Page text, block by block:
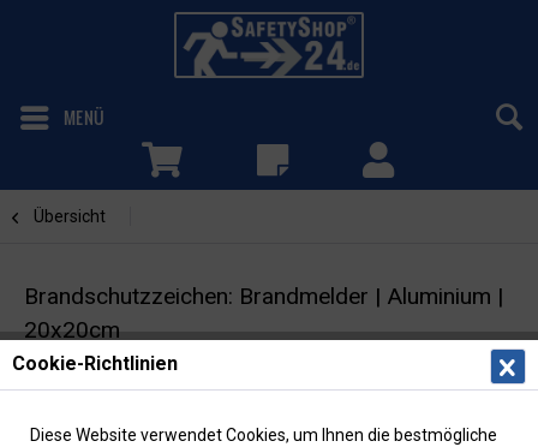
MENÜ
Übersicht
Brandschutzzeichen: Brandmelder | Aluminium |
20x20cm
Cookie-Richtlinien
Diese Website verwendet Cookies, um Ihnen die bestmögliche